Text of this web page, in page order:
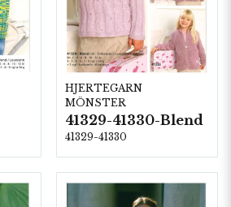
HJERTEGARN
MÖNSTER
41329-41330-Blend
41329-41330